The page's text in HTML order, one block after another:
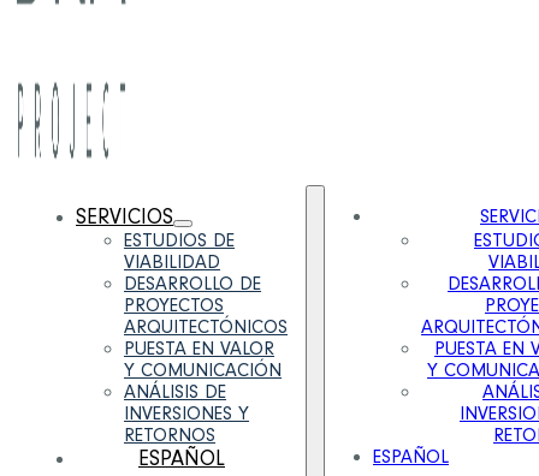
SERVICIOS
ESTUDIOS DE
VIABILIDAD
DESARROLLO DE
PROYECTOS
ARQUITECTÓNICOS
PUESTA EN VALOR
Y COMUNICACIÓN
ANÁLISIS DE
INVERSIONES Y
RETORNOS
ESPAÑOL
PUESTA EN
Y
ESPAÑOL